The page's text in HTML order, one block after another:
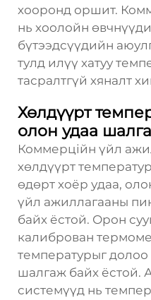
хооронд оршит.
нь хоолойн
бүтээдсүүдийн
тулд илүү хатуу
тасралтгүй хяналт
Хөлдүүрт
олон удаа
Коммерційн үйл
хөлдүүрт
өдөрт хоёр удаа,
үйл ажиллагааны
байх ёстой. Орон
калиброван
температурыг долоо
шалгаж байх ёстой.
системүүд нь